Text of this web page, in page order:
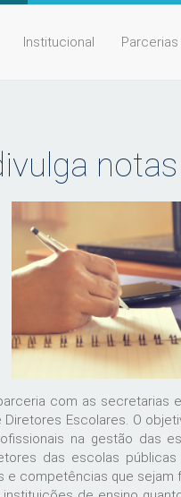
Institucional Parcerias
com as secretarias
Escolares. O
na gestão das
das escolas
e competências que